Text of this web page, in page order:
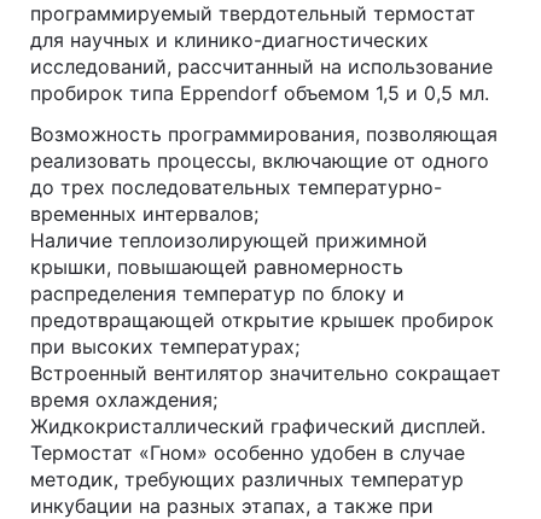
программируемый твердотельный термостат
для научных и клинико-диагностических
исследований, рассчитанный на использование
пробирок типа Eppendorf объемом 1,5 и 0,5 мл.
Возможность программирования, позволяющая
реализовать процессы, включающие от одного
до трех последовательных температурно-
временных интервалов;
Наличие теплоизолирующей прижимной
крышки, повышающей равномерность
распределения температур по блоку и
предотвращающей открытие крышек пробирок
при высоких температурах;
Встроенный вентилятор значительно сокращает
время охлаждения;
Жидкокристаллический графический дисплей.
Термостат «Гном» особенно удобен в случае
методик, требующих различных температур
инкубации на разных этапах, а также при